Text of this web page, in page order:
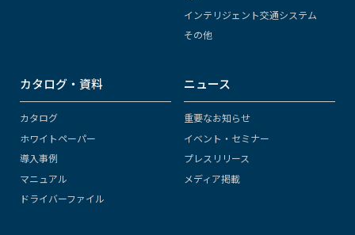
インテリジェント交通システム
その他
カタログ・資料
カタログ
ホワイトペーパー
導入事例
マニュアル
ドライバーファイル
ニュース
重要なお知らせ
イベント・セミナー
プレスリリース
メディア掲載